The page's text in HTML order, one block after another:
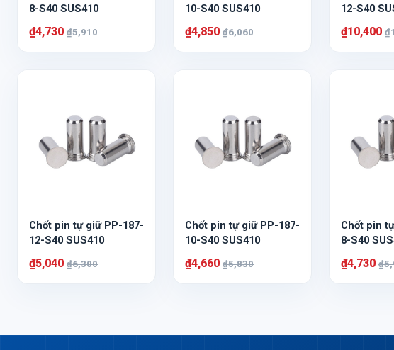
8-S40 SUS410
₫4,730 ₫5,910
10-S40 SUS410
₫4,850 ₫6,060
12-S40
₫10,400
Chốt pin tự giữ PP-187-
12-S40 SUS410
₫5,040 ₫6,300
Chốt pin tự giữ PP-187-
10-S40 SUS410
₫4,660 ₫5,830
Chốt pin
8-S40
₫4,730